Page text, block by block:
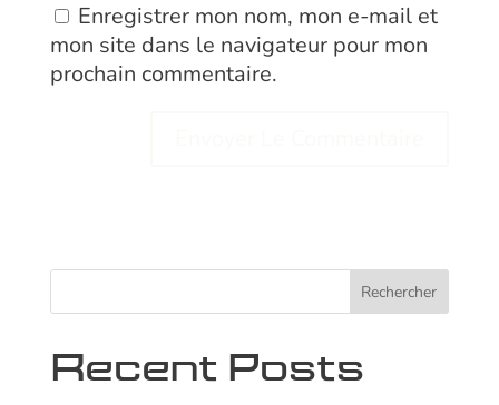
Enregistrer mon nom, mon e-mail et
mon site dans le navigateur pour mon
prochain commentaire.
Rechercher
Recent Posts